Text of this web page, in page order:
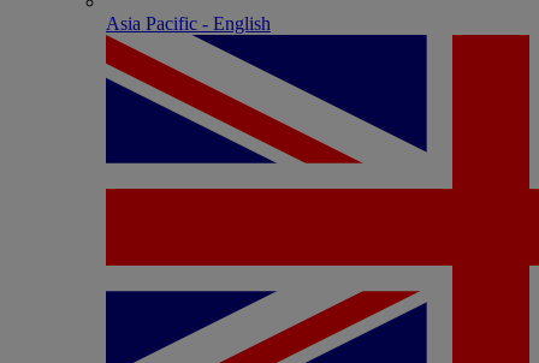
Asia Pacific - English